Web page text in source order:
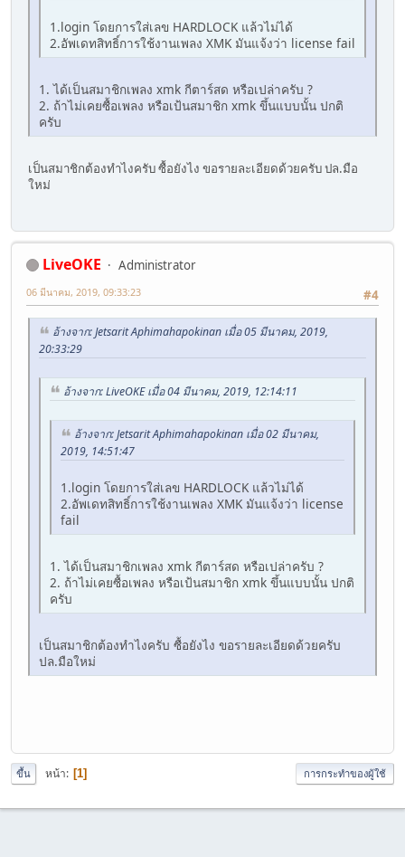
1.login โดยการใส่เลข HARDLOCK แล้วไม่ได้
2.อัพเดทสิทธิ์การใช้งานเพลง XMK มันแจ้งว่า license fail
1. ได้เป็นสมาชิกเพลง xmk กีตาร์สด หรือเปล่าครับ ?
2. ถ้าไม่เคยซื้อเพลง หรือเป้นสมาชิก xmk ขึ้นแบบนั้น ปกติ
ครับ
เป็นสมาชิกต้องทำไงครับ ซื้อยังไง ขอรายละเอียดด้วยครับ ปล.มือ
ใหม่
LiveOKE
Administrator
#4
06 มีนาคม, 2019, 09:33:23
อ้างจาก: Jetsarit Aphimahapokinan เมื่อ 05 มีนาคม, 2019,
20:33:29
อ้างจาก: LiveOKE เมื่อ 04 มีนาคม, 2019, 12:14:11
อ้างจาก: Jetsarit Aphimahapokinan เมื่อ 02 มีนาคม,
2019, 14:51:47
1.login โดยการใส่เลข HARDLOCK แล้วไม่ได้
2.อัพเดทสิทธิ์การใช้งานเพลง XMK มันแจ้งว่า license
fail
1. ได้เป็นสมาชิกเพลง xmk กีตาร์สด หรือเปล่าครับ ?
2. ถ้าไม่เคยซื้อเพลง หรือเป้นสมาชิก xmk ขึ้นแบบนั้น ปกติ
ครับ
เป็นสมาชิกต้องทำไงครับ ซื้อยังไง ขอรายละเอียดด้วยครับ
ปล.มือใหม่
ขึ้น หน้า 1 การกระทำของผู้ใช้